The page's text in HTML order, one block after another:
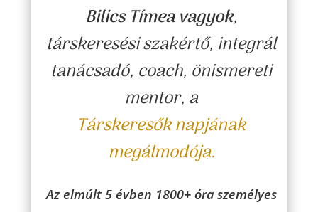
Bilics Tímea vagyok,
társkeresési szakértő, integrál
tanácsadó, coach, önismereti
mentor, a
Társkeresők napjának
megálmodója.
Az elmúlt 5 évben 1800+ óra személyes